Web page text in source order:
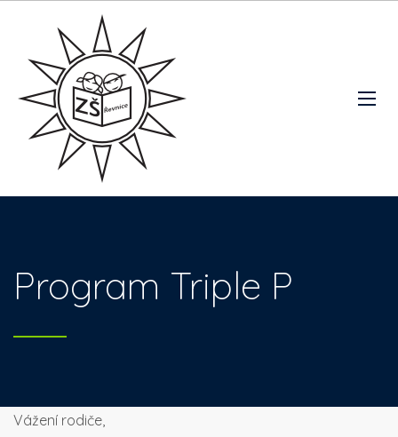
Program Triple P
Vážení rodiče,